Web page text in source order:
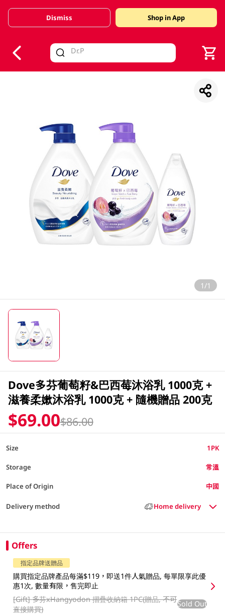
Valid Until 30 June 2026
Dismiss Shop in App
1/1
Dove多芬葡萄籽&巴西莓沐浴乳 1000克 +
滋養柔嫰沐浴乳 1000克 + 隨機贈品 200克
$69.00$86.00
Size 1PK
Storage 常溫
Place of Origin 中國
Delivery method Home delivery
Offers
指定品牌送贈品
購買指定品牌產品每滿$119，即送1件人氣贈品, 每單限享此優
惠1次, 數量有限，售完即止
[Gift]多芬xHangyodon 摺疊收納箱 1PC(贈品, 不可
直接購買)
Sold Out